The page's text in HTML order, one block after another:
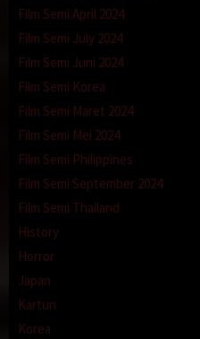
Film Semi April 2024
Film Semi July 2024
Film Semi Juni 2024
Film Semi Korea
Film Semi Maret 2024
Film Semi Mei 2024
Film Semi Philippines
Film Semi September 2024
Film Semi Thailand
History
Horror
Japan
Kartun
Korea